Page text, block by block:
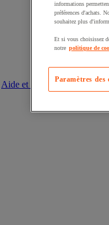
Aide et contact
informations
préférences d'achats.
souhaitez plus
Et si vous choisissez
notre politique de
Paramètres des